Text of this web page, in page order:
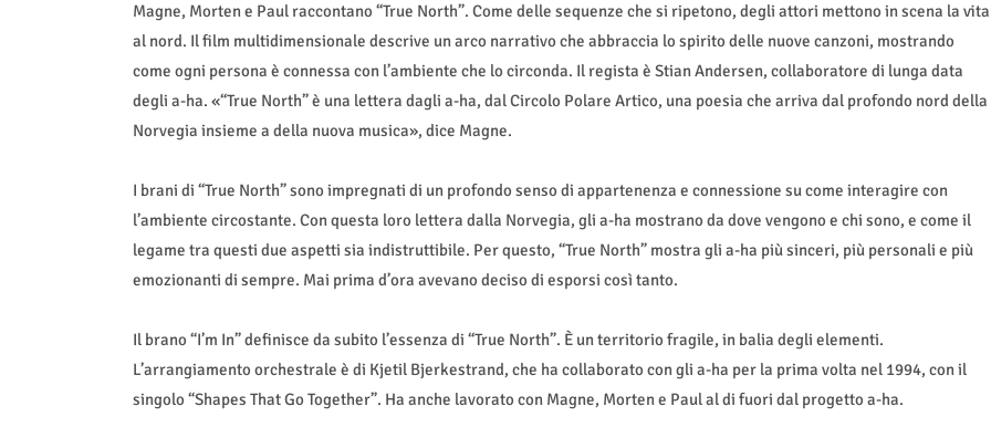
Magne, Morten e Paul raccontano “True North”. Come delle sequenze che si ripetono, degli attori mettono in scena la vita
al nord. Il film multidimensionale descrive un arco narrativo che abbraccia lo spirito delle nuove canzoni, mostrando
come ogni persona è connessa con l’ambiente che lo circonda. Il regista è Stian Andersen, collaboratore di lunga data
degli a-ha. «“True North” è una lettera dagli a-ha, dal Circolo Polare Artico, una poesia che arriva dal profondo nord della
Norvegia insieme a della nuova musica», dice Magne.
I brani di “True North” sono impregnati di un profondo senso di appartenenza e connessione su come interagire con
l’ambiente circostante. Con questa loro lettera dalla Norvegia, gli a-ha mostrano da dove vengono e chi sono, e come il
legame tra questi due aspetti sia indistruttibile. Per questo, “True North” mostra gli a-ha più sinceri, più personali e più
emozionanti di sempre. Mai prima d’ora avevano deciso di esporsi così tanto.
Il brano “I’m In” definisce da subito l’essenza di “True North”. È un territorio fragile, in balia degli elementi.
L’arrangiamento orchestrale è di Kjetil Bjerkestrand, che ha collaborato con gli a-ha per la prima volta nel 1994, con il
singolo “Shapes That Go Together”. Ha anche lavorato con Magne, Morten e Paul al di fuori dal progetto a-ha.